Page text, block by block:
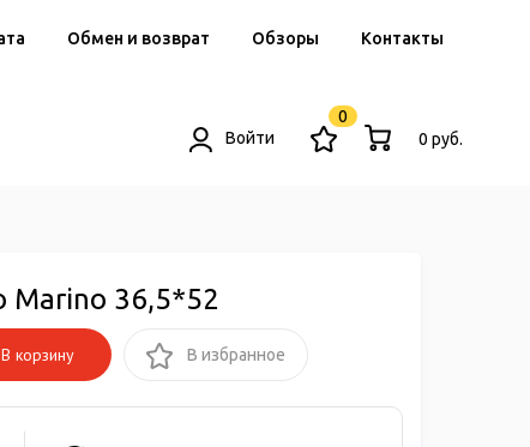
Обмен и возврат Обзоры Контакты
Войти
0
0 руб.
Marino 36,5*52
В корзину В избранное